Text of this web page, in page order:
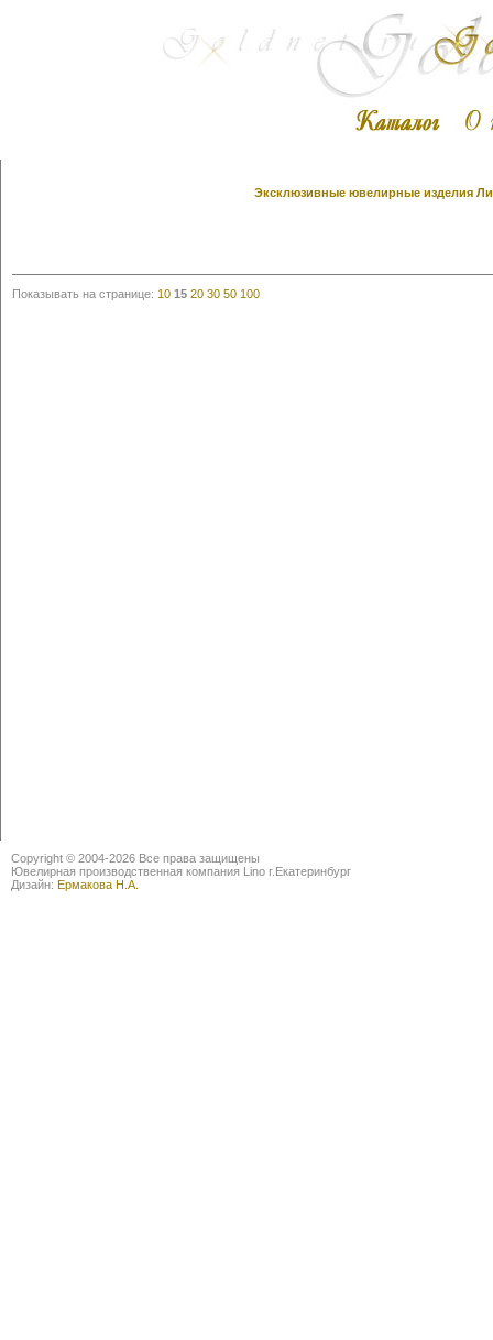
Эксклюзивные ювелирные изделия
Показывать на странице: 10 15 20 30 50 100
Copyright © 2004-2026 Все права защищены
Ювелирная производственная компания Lino г.Екатеринбург
Дизайн: Ермакова Н.А.